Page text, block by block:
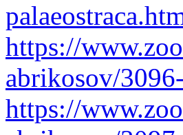
https://
abrikosov/
https://